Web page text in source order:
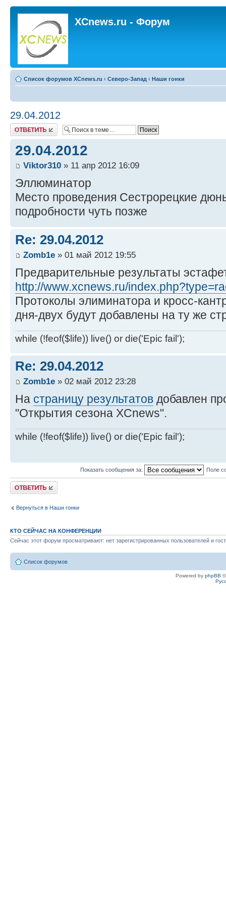
XCnews.ru - Форум
Список форумов XCnews.ru ‹ Северо-Запад ‹ Наши гонки
29.04.2012
Ответить
29.04.2012
Viktor310 » 11 апр 2012 16:09
Эллюминатор
Место проведения Сестрорецкие
подробности чуть позже
Re: 29.04.2012
Zomb1e » 01 май 2012 19:55
Предварительные результаты
http://www.xcnews.ru/
Протоколы элиминатора и кросс-
дня-двух будут добавлены на ту же
while (!feof($life)) live() or die('Epic fail');
Re: 29.04.2012
Zomb1e » 02 май 2012 23:28
На страницу результатов добавлен
"Открытия сезона XCnews".
while (!feof($life)) live() or die('Epic fail');
Показать сообщения за: Поле
Ответить
Вернуться в Наши гонки
КТО СЕЙЧАС НА КОНФЕРЕНЦИИ
Сейчас этот форум просматривают: нет зарегистрированных пользователей и
Список форумов
Powered by phpBB